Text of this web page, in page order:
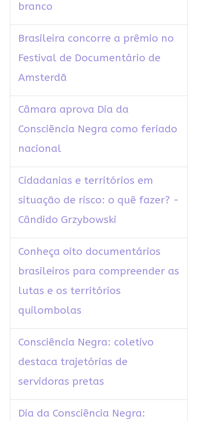
branco
Brasileira concorre a prêmio no
Festival de Documentário de
Amsterdã
Câmara aprova Dia da
Consciência Negra como feriado
nacional
Cidadanias e territórios em
situação de risco: o quê fazer? -
Cândido Grzybowski
Conheça oito documentários
brasileiros para compreender as
lutas e os territórios
quilombolas
Consciência Negra: coletivo
destaca trajetórias de
servidoras pretas
Dia da Consciência Negra: